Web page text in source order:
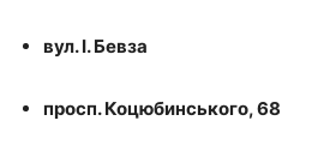
вул. І. Бевза
просп. Коцюбинського, 68